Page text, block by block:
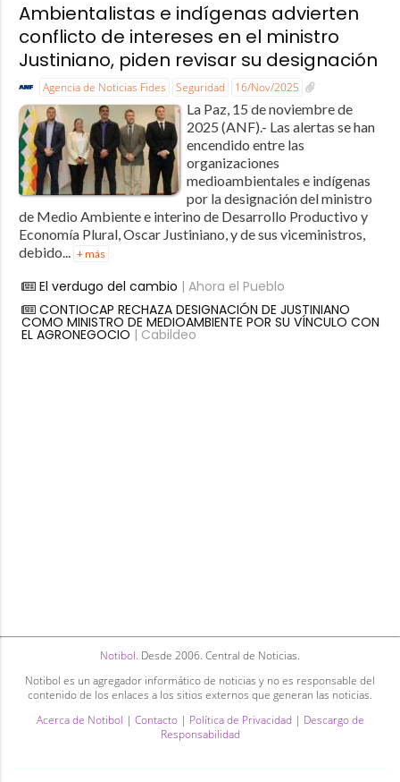
Ambientalistas e indígenas advierten
conflicto de intereses en el ministro
Justiniano, piden revisar su designación
Agencia de Noticias Fides Seguridad 16/Nov/2025
La Paz, 15 de noviembre de
2025 (ANF).- Las alertas se han
encendido entre las
organizaciones
medioambientales e indígenas
por la designación del ministro
de Medio Ambiente e interino de Desarrollo Productivo y
Economía Plural, Oscar Justiniano, y de sus viceministros,
debido... + más
El verdugo del cambio | Ahora el Pueblo
CONTIOCAP RECHAZA DESIGNACIÓN DE JUSTINIANO
COMO MINISTRO DE MEDIOAMBIENTE POR SU VÍNCULO CON
EL AGRONEGOCIO | Cabildeo
Notibol. Desde 2006. Central de Noticias.
Notibol es un agregador informático de noticias y no es responsable del
contenido de los enlaces a los sitios externos que generan las noticias.
Acerca de Notibol | Contacto| Política de Privacidad | Descargo de
Responsabilidad